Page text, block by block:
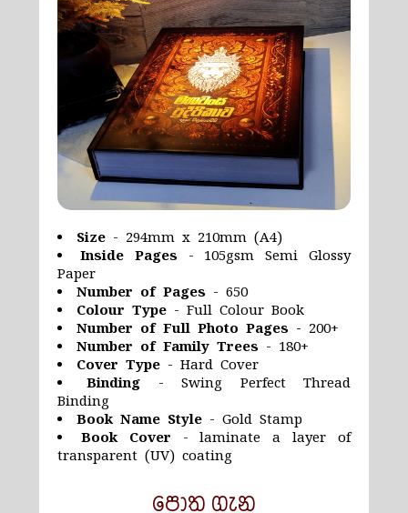
Size- 294mm x 210mm (A4)
Inside Pages- 105gsm Semi Glossy
Paper
Number of Pages- 650
Colour Type- Full Colour Book
Number of Full Photo Pages- 200+
Number of Family Trees- 180+
Cover Type- Hard Cover
Binding - Swing Perfect Thread
Binding
Book Name Style- Gold Stamp
Book Cover - laminate a layer of
transparent (UV) coating
පොත ගැන